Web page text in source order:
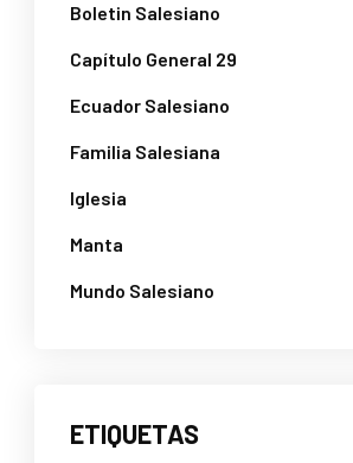
Boletin Salesiano
Capítulo General 29
Ecuador Salesiano
Familia Salesiana
Iglesia
Manta
Mundo Salesiano
ETIQUETAS